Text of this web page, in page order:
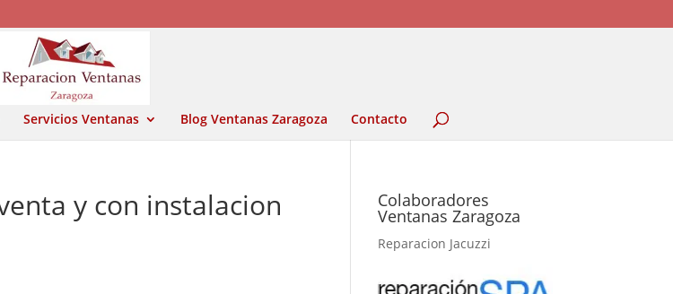
Servicios Ventanas Blog Ventanas Zaragoza Contacto
y con instalacion Colaboradores
Ventanas Zaragoza
Reparacion Jacuzzi